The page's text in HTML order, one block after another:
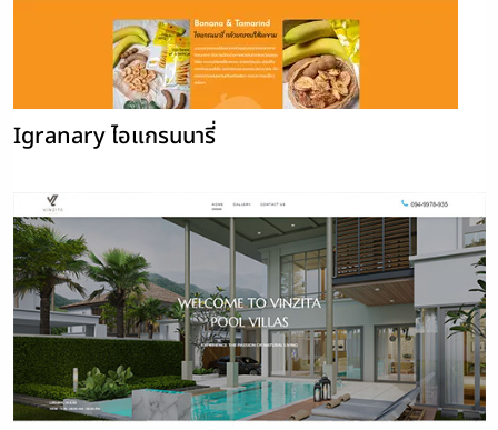
Igranary ไอแกรนนารี่